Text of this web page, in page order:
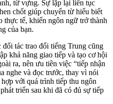
từ vựng. Sự lặp lại liên tục
chốt giúp chuyển từ hiểu biết
thực tế, khiến ngôn ngữ trở thành
của bạn.
tác trao đổi tiếng Trung cũng
khả năng giao tiếp và tạo cơ hội
ra, nên ưu tiên việc “tiếp nhận
nghe và đọc trước, thay vì nói
với quá trình tiếp thu ngôn
triển sau khi đã có đủ sự tiếp